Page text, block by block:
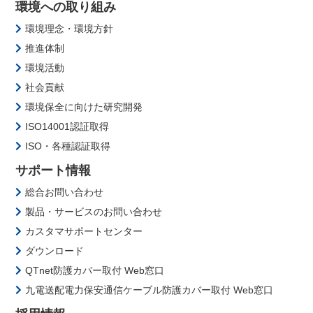
環境への取り組み
環境理念・環境方針
推進体制
環境活動
社会貢献
環境保全に向けた研究開発
ISO14001認証取得
ISO・各種認証取得
サポート情報
総合お問い合わせ
製品・サービスのお問い合わせ
カスタマサポートセンター
ダウンロード
QTnet防護カバー取付 Web窓口
九電送配電力保安通信ケーブル防護カバー取付 Web窓口